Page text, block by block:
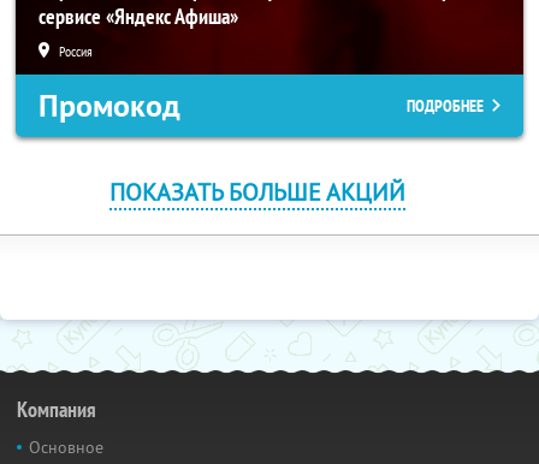
сервисе «Яндекс Афиша»
Россия
Промокод ПОДРОБНЕЕ
ПОКАЗАТЬ БОЛЬШЕ АКЦИЙ
Компания
Основное